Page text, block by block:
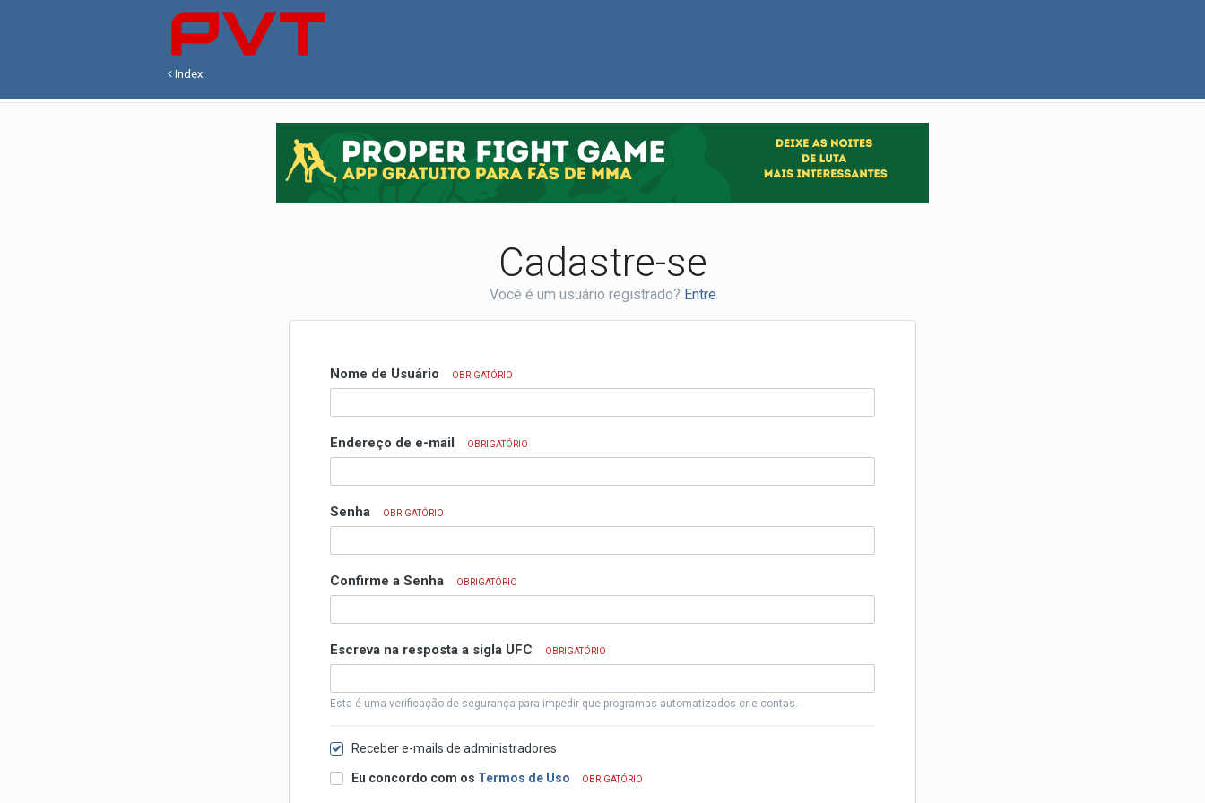
Index
Cadastre-se
Você é um usuário registrado? Entre
Nome de Usuário OBRIGATÓRIO
Endereço de e-mail OBRIGATÓRIO
Senha OBRIGATÓRIO
Confirme a Senha OBRIGATÓRIO
Escreva na resposta a sigla UFC OBRIGATÓRIO
Esta é uma verificação de segurança para impedir que programas automatizados crie contas.
Receber e-mails de administradores
Eu concordo com os Termos de Uso OBRIGATÓRIO